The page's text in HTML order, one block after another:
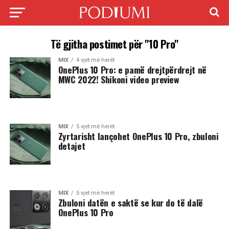
Të gjitha postimet për "10 Pro"
MIX 4 vjet më herët
OnePlus 10 Pro: e pamë drejtpërdrejt në
MWC 2022! Shikoni video preview
MIX 5 vjet më herët
Zyrtarisht lançohet OnePlus 10 Pro, zbuloni
detajet
MIX 5 vjet më herët
Zbuloni datën e saktë se kur do të dalë
OnePlus 10 Pro